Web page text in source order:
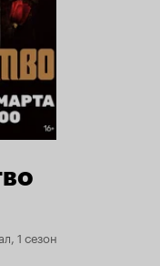
1 сезон